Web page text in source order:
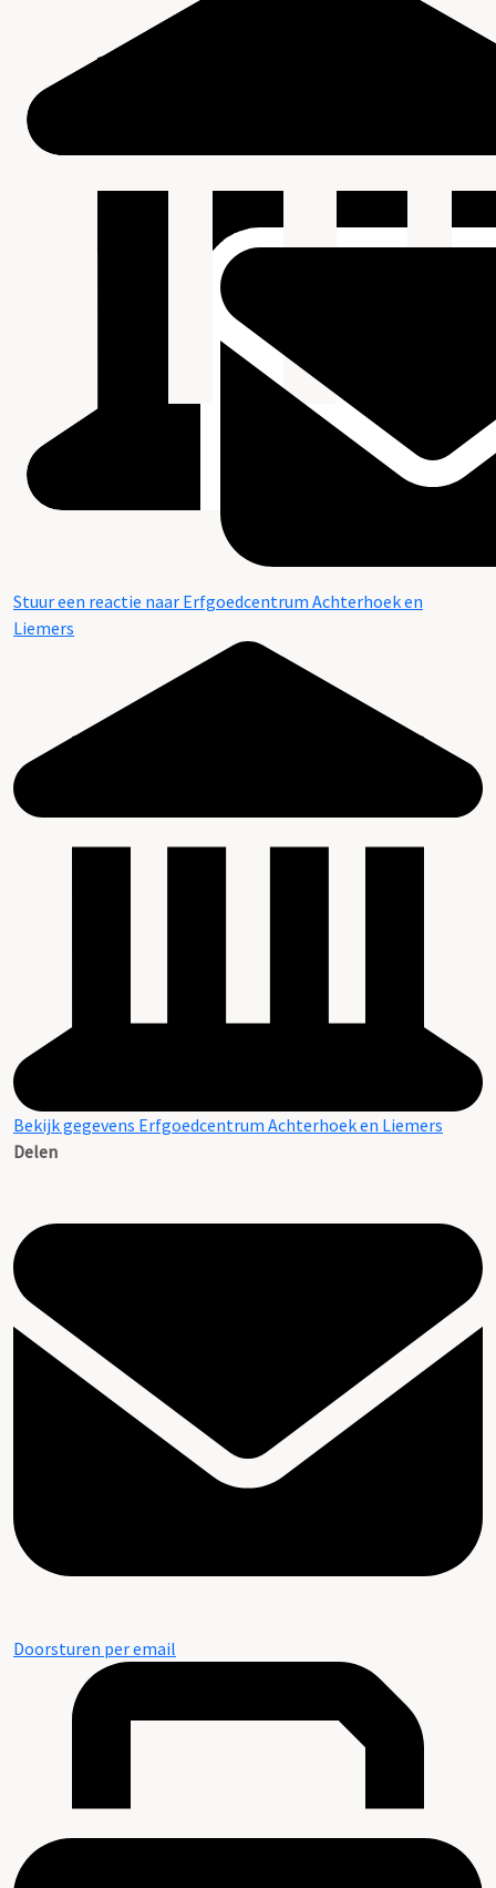
Stuur een reactie naar Erfgoedcentrum Achterhoek en
Liemers
Bekijk gegevens Erfgoedcentrum Achterhoek en Liemers
Delen
Doorsturen per email